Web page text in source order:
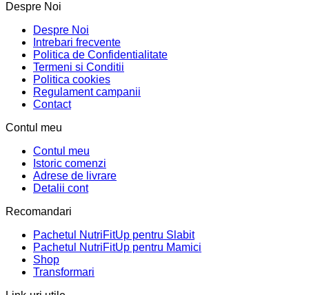
Despre Noi
Despre Noi
Intrebari frecvente
Politica de Confidentialitate
Termeni si Conditii
Politica cookies
Regulament campanii
Contact
Contul meu
Contul meu
Istoric comenzi
Adrese de livrare
Detalii cont
Recomandari
Pachetul NutriFitUp pentru Slabit
Pachetul NutriFitUp pentru Mamici
Shop
Transformari